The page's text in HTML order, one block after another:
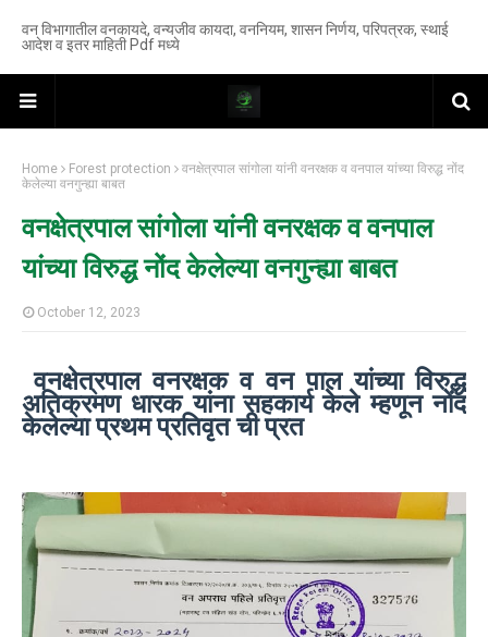
वन विभागातील वनकायदे, वन्यजीव कायदा, वननियम, शासन निर्णय, परिपत्रक, स्थाई
आदेश व इतर माहिती Pdf मध्ये
Home Forest protection
वनक्षेत्रपाल सांगोला यांनी वनरक्षक व वनपाल यांच्या विरुद्ध नोंद
केलेल्या वनगुन्ह्या बाबत
वनक्षेत्रपाल सांगोला यांनी वनरक्षक व वनपाल
यांच्या विरुद्ध नोंद केलेल्या वनगुन्ह्या बाबत
October 12, 2023
वनक्षेत्रपाल वनरक्षक व वन पाल यांच्या विरुद्ध
अतिक्रमण धारक यांना सहकार्य केले म्हणून नोंद
केलेल्या प्रथम प्रतिवृत ची प्रत